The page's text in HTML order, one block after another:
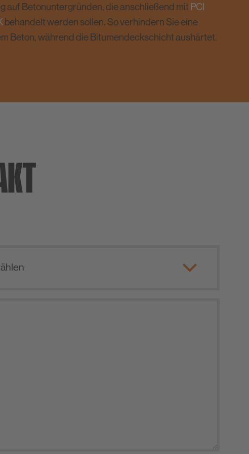
auf Betonuntergründen, die anschließend mit PCI
behandelt werden sollen. So verhindern Sie eine
Beton, während die Bitumendeckschicht aushärtet.